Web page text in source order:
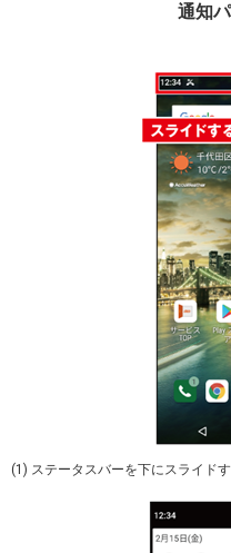
通知
(1) ステータスバーを下にスライド